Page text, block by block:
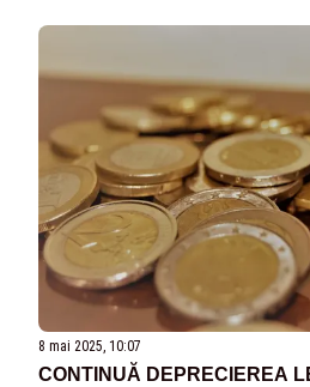
8 mai 2025, 10:07
CONTINUĂ DEPRECIEREA